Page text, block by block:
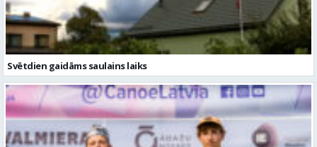
Svētdien gaidāms saulains laiks